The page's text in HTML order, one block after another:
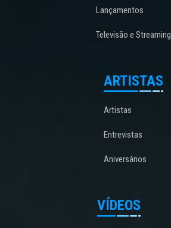
Lançamentos
Televisão e Streaming
ARTISTAS
Artistas
Entrevistas
Aniversários
VÍDEOS